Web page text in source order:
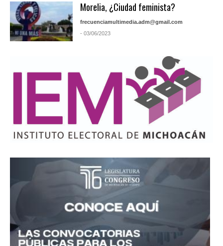
Morelia, ¿Ciudad feminista?
frecuenciamultimedia.adm@gmail.com
- 03/06/2023